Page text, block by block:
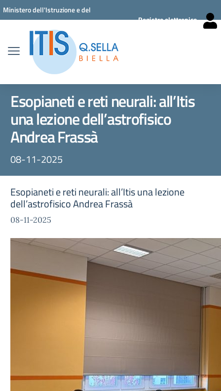
Vai ai contenuti
Vai al menu di navigazione
Vai al footer
Ministero dell'Istruzione e del
Registro elettronico
Esopianeti e reti neurali: all’Itis
una lezione dell’astrofisico
Andrea Frassà
08-11-2025
Esopianeti e reti neurali: all’Itis una lezione
dell’astrofisico Andrea Frassà
08-11-2025